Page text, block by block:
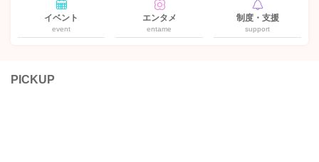
イベント
event
エンタメ
entame
制度・支援
support
PICKUP